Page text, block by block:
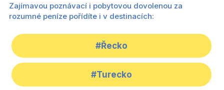
Zajímavou poznávací i pobytovou dovolenou za
rozumné peníze pořídíte i v destinacích:
#Řecko
#Turecko